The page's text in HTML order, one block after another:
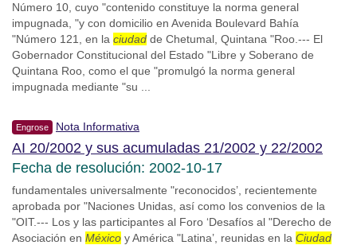
Número 10, cuyo "contenido constituye la norma general
impugnada, "y con domicilio en Avenida Boulevard Bahía
"Número 121, en la ciudad de Chetumal, Quintana "Roo.--- El
Gobernador Constitucional del Estado "Libre y Soberano de
Quintana Roo, como el que "promulgó la norma general
impugnada mediante "su ...
Engrose Nota Informativa
AI 20/2002 y sus acumuladas 21/2002 y 22/2002
Fecha de resolución: 2002-10-17
fundamentales universalmente "reconocidos’, recientemente
aprobada por "Naciones Unidas, así como los convenios de la
"OIT.--- Los y las participantes al Foro ‘Desafíos al "Derecho de
Asociación en México y América "Latina’, reunidas en la Ciudad